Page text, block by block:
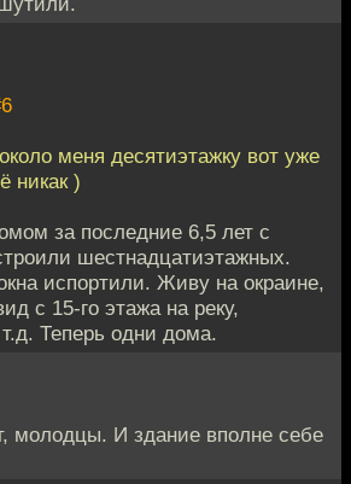
меня десятиэтажку вот уже
никак )
за последние 6,5 лет с
шестнадцатиэтажных.
испортили. Живу на окраине,
с 15-го этажа на реку,
Теперь одни дома.
молодцы. И здание вполне себе